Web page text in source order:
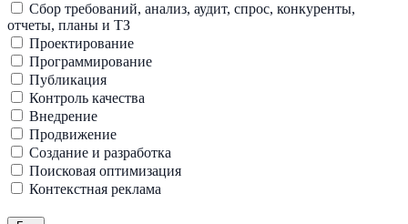
Сбор требований, анализ, аудит, спрос, конкуренты,
отчеты, планы и ТЗ
Проектирование
Программирование
Публикация
Контроль качества
Внедрение
Продвижение
Создание и разработка
Поисковая оптимизация
Контекстная реклама